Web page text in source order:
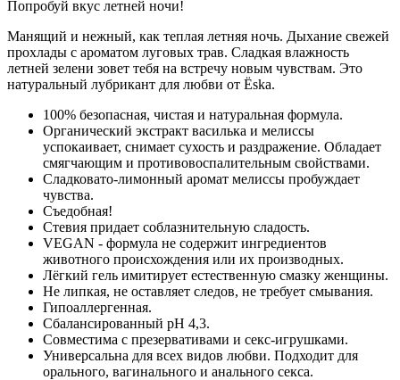
Попробуй вкус летней ночи!
Манящий и нежный, как теплая летняя ночь. Дыхание свежей
прохлады с ароматом луговых трав. Сладкая влажность
летней зелени зовет тебя на встречу новым чувствам. Это
натуральный лубрикант для любви от Ёska.
100% безопасная, чистая и натуральная формула.
Органический экстракт василька и мелиссы
успокаивает, снимает сухость и раздражение. Обладает
смягчающим и противовоспалительным свойствами.
Сладковато-лимонный аромат мелиссы пробуждает
чувства.
Съедобная!
Стевия придает соблазнительную сладость.
VEGAN - формула не содержит ингредиентов
животного происхождения или их производных.
Лёгкий гель имитирует естественную смазку женщины.
Не липкая, не оставляет следов, не требует смывания.
Гипоаллергенная.
Сбалансированный pH 4,3.
Совместима с презервативами и секс-игрушками.
Универсальна для всех видов любви. Подходит для
орального, вагинального и анального секса.